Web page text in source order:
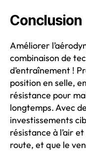
Conclusion
Améliorer
combinaison de
d’entraînement !
position en selle,
résistance pour
longtemps. Avec
investissements
résistance à l’air
route, et que le